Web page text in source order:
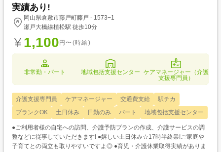
実績あり!
岡山県倉敷市藤戸町藤戸 - 1573−1
瀬戸大橋線植松駅 徒歩10分
1,100 円〜(時給)
非常勤・パート 地域包括支援センター ケアマネージャー（介護
支援専門員）
介護支援専門員 ケアマネージャー 交通費支給
駅チカ
ブランクOK
土日休み 日勤のみ パート 地域包括支援センター
●ご利用者様の自宅への訪問、介護予防プランの作成、介護サービスの調
整などに従事していただきます! ●嬉しい土日休み☆17時半終業!ご家庭や
子育てとの両立も取りやすいですよ◎ ●育児・介護休業取得実績がありま